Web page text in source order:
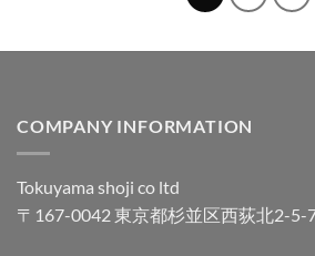
COMPANY INFORMATION
Tokuyama shoji co ltd
〒167-0042 東京都杉並区西荻北2-5-